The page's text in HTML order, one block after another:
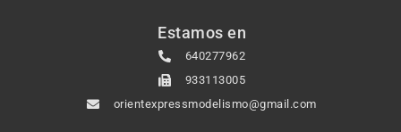
Estamos en
640277962
933113005
orientexpressmodelismo@gmail.com